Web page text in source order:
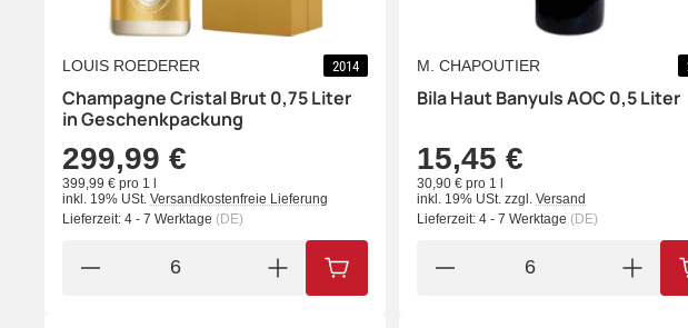
LOUIS ROEDERER 2014
Champagne Cristal Brut 0,75 Liter
in Geschenkpackung
299,99 €
399,99 € pro 1 l
inkl. 19% USt. Versandkostenfreie Lieferung
Lieferzeit: 4 - 7 Werktage (DE)
IN DEN WARENKORB
M. CHAPOUTIER
Bila Haut Banyuls AOC 0,5 Liter
15,45 €
30,90 € pro 1 l
inkl. 19% USt. zzgl. Versand
Lieferzeit: 4 - 7 Werktage (DE)